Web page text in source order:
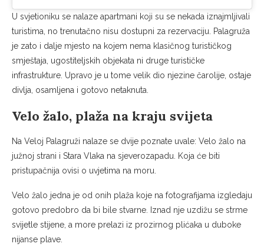
U svjetioniku se nalaze apartmani koji su se nekada iznajmljivali
turistima, no trenutačno nisu dostupni za rezervaciju. Palagruža
je zato i dalje mjesto na kojem nema klasičnog turističkog
smještaja, ugostiteljskih objekata ni druge turističke
infrastrukture. Upravo je u tome velik dio njezine čarolije, ostaje
divlja, osamljena i gotovo netaknuta.
Velo žalo, plaža na kraju svijeta
Na Veloj Palagruži nalaze se dvije poznate uvale: Velo žalo na
južnoj strani i Stara Vlaka na sjeverozapadu. Koja će biti
pristupačnija ovisi o uvjetima na moru.
Velo žalo jedna je od onih plaža koje na fotografijama izgledaju
gotovo predobro da bi bile stvarne. Iznad nje uzdižu se strme
svijetle stijene, a more prelazi iz prozirnog plićaka u duboke
nijanse plave.